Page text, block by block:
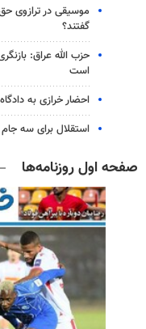
موسیقی در ترازوی
گفتند؟
حزب الله عراق:
است
احضار خرازی به
استقلال برای سه
صفحه اول روزنامه‌ها